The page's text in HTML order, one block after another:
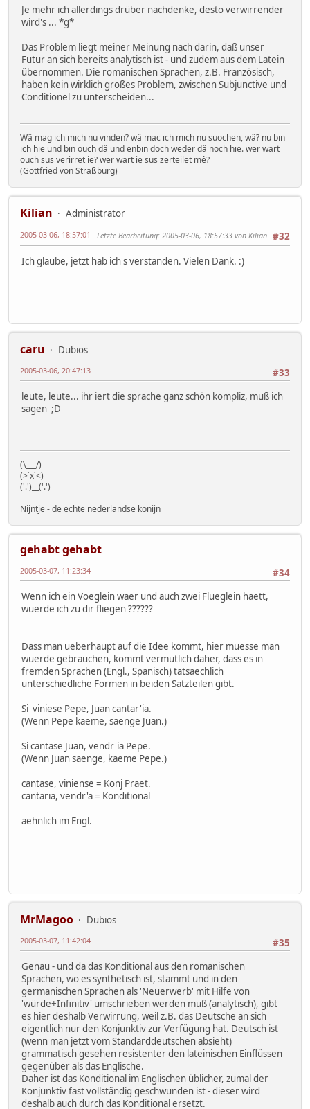
Je mehr ich allerdings drüber nachdenke, desto verwirrender
wird's ... *g*
Das Problem liegt meiner Meinung nach darin, daß unser
Futur an sich bereits analytisch ist - und zudem aus dem Latein
übernommen. Die romanischen Sprachen, z.B. Französisch,
haben kein wirklich großes Problem, zwischen Subjunctive und
Conditionel zu unterscheiden...
Wâ mag ich mich nu vinden? wâ mac ich mich nu suochen, wâ? nu bin
ich hie und bin ouch dâ und enbin doch weder dâ noch hie. wer wart
ouch sus verirret ie? wer wart ie sus zerteilet mê?
(Gottfried von Straßburg)
Kilian
Administrator
#32
2005-03-06, 18:57:01 Letzte Bearbeitung: 2005-03-06, 18:57:33 von Kilian
Ich glaube, jetzt hab ich's verstanden. Vielen Dank. :)
caru
Dubios
#33
2005-03-06, 20:47:13
leute, leute... ihr iert die sprache ganz schön kompliz, muß ich
sagen ;D
(\___/)
(>´x´<)
('.')__('.')
Nijntje - de echte nederlandse konijn
gehabt gehabt
#34
2005-03-07, 11:23:34
Wenn ich ein Voeglein waer und auch zwei Flueglein haett,
wuerde ich zu dir fliegen ??????
Dass man ueberhaupt auf die Idee kommt, hier muesse man
wuerde gebrauchen, kommt vermutlich daher, dass es in
fremden Sprachen (Engl., Spanisch) tatsaechlich
unterschiedliche Formen in beiden Satzteilen gibt.
Si viniese Pepe, Juan cantar'ia.
(Wenn Pepe kaeme, saenge Juan.)
Si cantase Juan, vendr'ia Pepe.
(Wenn Juan saenge, kaeme Pepe.)
cantase, viniense = Konj Praet.
cantaria, vendr'a = Konditional
aehnlich im Engl.
MrMagoo
Dubios
#35
2005-03-07, 11:42:04
Genau - und da das Konditional aus den romanischen
Sprachen, wo es synthetisch ist, stammt und in den
germanischen Sprachen als 'Neuerwerb' mit Hilfe von
'würde+Infinitiv' umschrieben werden muß (analytisch), gibt
es hier deshalb Verwirrung, weil z.B. das Deutsche an sich
eigentlich nur den Konjunktiv zur Verfügung hat. Deutsch ist
(wenn man jetzt vom Standarddeutschen absieht)
grammatisch gesehen resistenter den lateinischen Einflüssen
gegenüber als das Englische.
Daher ist das Konditional im Englischen üblicher, zumal der
Konjunktiv fast vollständig geschwunden ist - dieser wird
deshalb auch durch das Konditional ersetzt.